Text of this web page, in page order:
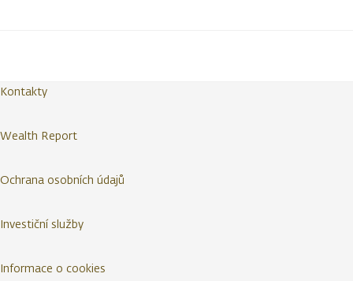
Kontakty
Wealth Report
Ochrana osobních údajů
Investiční služby
Informace o cookies